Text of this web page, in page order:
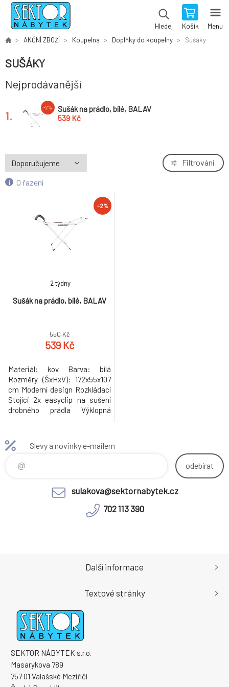
Hledej Košík Menu
AKČNÍ ZBOŽÍ Koupelna Doplňky do koupelny Sušáky
SUŠÁKY
Nejprodávanější
1.
-2%
Sušák na prádlo, bílé, BALAV
539 Kč
O řazení
Filtrování
-2%
Sušák na prádlo, bílé, BALAV
2 týdny
550 Kč
539 Kč
Materiál: kov Barva: bílá
Rozměry (ŠxHxV): 172x55x107
cm Moderní design Rozkládací
Stojící 2x easyclip na sušení
drobného prádla Výklopná
boční ramena Protiskluzové
2.6kg
Slevy a novinky e-mailem
odebírat
sulakova@sektornabytek.cz
702 113 390
SEKTOR NÁBYTEK s.r.o.
Masarykova 789
757 01 Valašské Meziříčí
Další informace
Textové stránky